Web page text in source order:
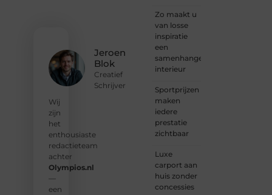
Jeroen
Blok
Creatief
Schrijver
Wij
zijn
het
enthousiaste
redactieteam
achter
Olympios.nl
—
een
Zo maakt u
van losse
inspiratie
een
samenhangend
interieur
Sportprijzen
maken
iedere
prestatie
zichtbaar
Luxe
carport aan
huis zonder
concessies